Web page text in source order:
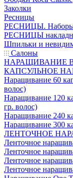
Заколки
Ресницы
РЕСНИЦЫ.
РЕСНИЦЫ
Шпильки и
Салоны
НАРАЩИВАНИЕ
КАПСУЛЬНОЕ
Наращивание 60
волос)
Наращивание 120
гр. волос)
Наращивание 240
Наращивание 300
ЛЕНТОЧНОЕ
Ленточное
Ленточное
Ленточное
Ленточное